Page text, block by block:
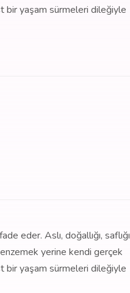
bir yaşam sürmeleri dileğiyle
eder. Aslı, doğallığı, saflığı
yerine kendi gerçek
bir yaşam sürmeleri dileğiyle